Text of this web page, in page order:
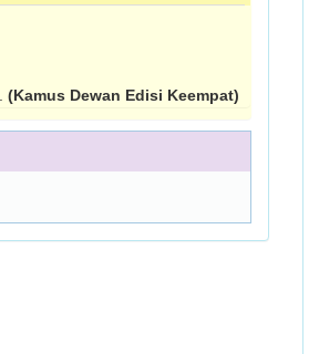
(Kamus Dewan Edisi Keempat)